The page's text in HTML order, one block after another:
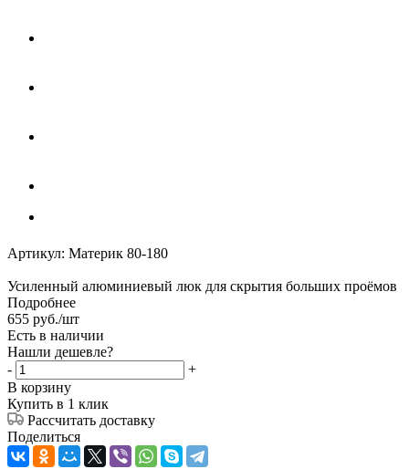
Артикул: Материк 80-180
Усиленный алюминиевый люк для скрытия больших проёмов
Подробнее
655 руб./шт
Есть в наличии
Нашли дешевле?
-
+
В корзину
Купить в 1 клик
Рассчитать доставку
Поделиться